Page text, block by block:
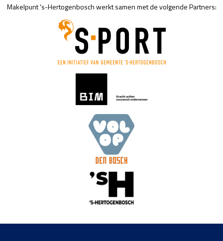
Makelpunt 's-Hertogenbosch werkt samen met de volgende Partners: